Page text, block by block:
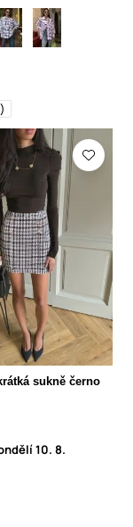
sukně černo
10. 8.